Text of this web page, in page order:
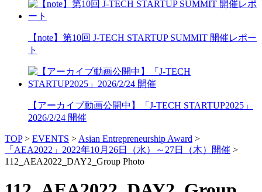
【note】第10回 J-TECH STARTUP SUMMIT 開催レポー
ト
【アーカイブ動画公開中】「J-TECH STARTUP2025」
2026/2/24 開催
TOP> EVENTS > Asian Entrepreneurship Award >
「AEA2022」2022年10月26日（水）～27日（木）開催 >
112_AEA2022_DAY2_Group Photo